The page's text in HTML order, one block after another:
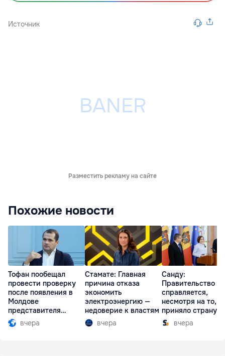
Источник
Разместить рекламу на сайте
Похожие новости
Тофан пообещал
провести проверку
после появления в
Молдове
представителя
Южной Осетии
вчера
Стамате: Главная
причина отказа
экономить
электроэнергию —
недоверие к властям
вчера
Санду:
Правительство
справляется,
несмотря на то,
приняло страну в
разгар кризиса
вчера